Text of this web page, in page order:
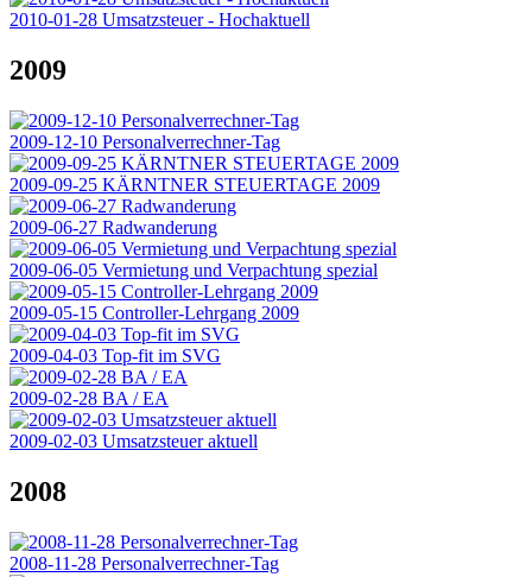
2010-01-28 Umsatzsteuer - Hochaktuell
2009
2009-12-10 Personalverrechner-Tag
2009-09-25 KÄRNTNER STEUERTAGE 2009
2009-06-27 Radwanderung
2009-06-05 Vermietung und Verpachtung spezial
2009-05-15 Controller-Lehrgang 2009
2009-04-03 Top-fit im SVG
2009-02-28 BA / EA
2009-02-03 Umsatzsteuer aktuell
2008
2008-11-28 Personalverrechner-Tag